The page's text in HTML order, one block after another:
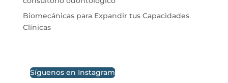
Biomecánicas para Expandir tus Capacidades
Clínicas
Síguenos en Instagram